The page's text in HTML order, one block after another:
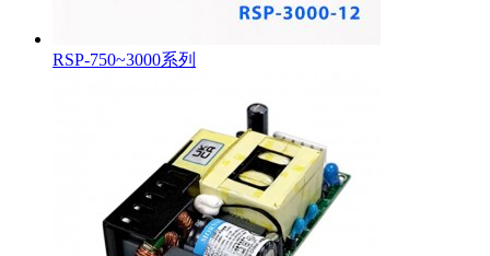
RSP-750~3000系列